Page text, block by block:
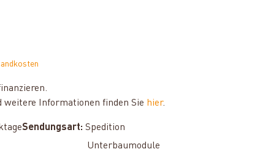
weitere Informationen finden Sie hier.
Sendungsart: Spedition
Unterbaumodule